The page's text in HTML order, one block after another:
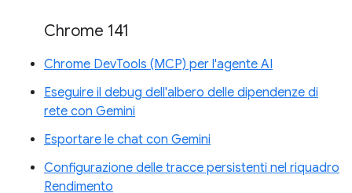
Chrome 141
Chrome DevTools (MCP) per l'agente AI
Eseguire il debug dell'albero delle dipendenze di
rete con Gemini
Esportare le chat con Gemini
Configurazione delle tracce persistenti nel riquadro
Rendimento